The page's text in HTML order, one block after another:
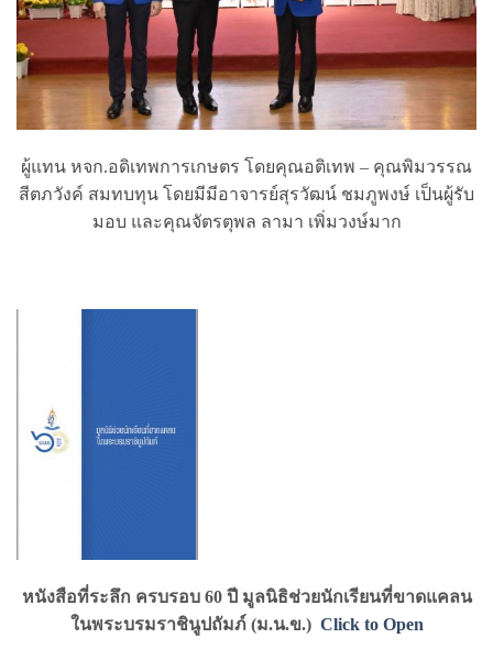
ผู้แทน หจก.อดิเทพการเกษตร โดยคุณอติเทพ – คุณพิมวรรณ
สีตภวังค์ สมทบทุน โดยมีมีอาจารย์สุรวัฒน์ ชมภูพงษ์ เป็นผู้รับ
มอบ และคุณจัตรตุพล ลามา เพิ่มวงษ์มาก
หนังสือที่ระลึก ครบรอบ 60 ปี มูลนิธิช่วยนักเรียนที่ขาดแคลน
ในพระบรมราชินูปถัมภ์ (ม.น.ข.) Click to Open